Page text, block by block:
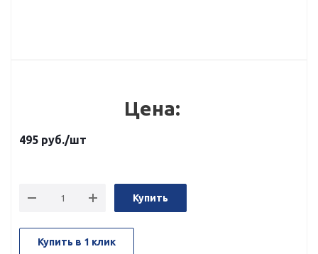
Цена:
495 руб./шт
Купить
Купить в 1 клик